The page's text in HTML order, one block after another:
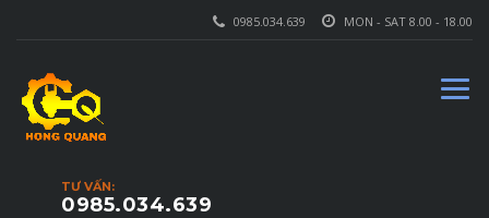
MON - SAT 8.00 - 18.00
0985.034.639
TƯ VẤN:
0985.034.639